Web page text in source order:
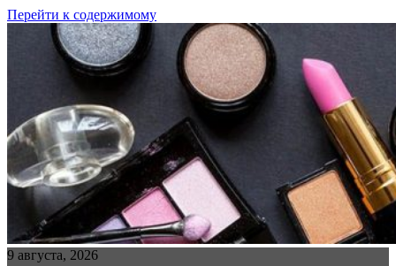
Перейти к содержимому
9 августа, 2026